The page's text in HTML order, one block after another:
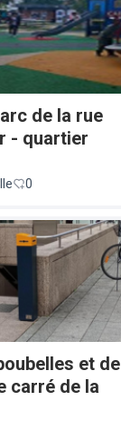
de la rue
- quartier
0
et de
carré de la